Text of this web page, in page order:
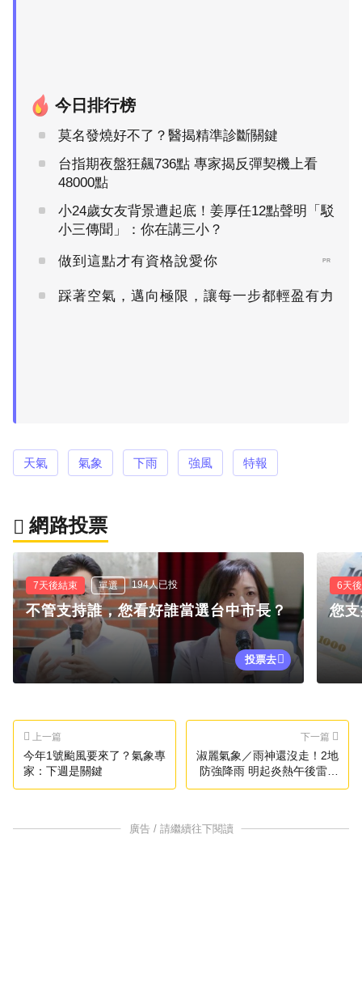
今日排行榜
莫名發燒好不了？醫揭精準診斷關鍵
台指期夜盤狂飆736點 專家揭反彈契機上看
48000點
小24歲女友背景遭起底！姜厚任12點聲明「駁
小三傳聞」：你在講三小？
做到這點才有資格說愛你 PR
踩著空氣，邁向極限，讓每一步都輕盈有力
PR
天氣 氣象 下雨 強風 特報
網路投票
7天後結束 單選 194人已投
不管支持誰，您看好誰當選台中市長？
投票去
6天
您
上一篇
今年1號颱風要來了？氣象專
家：下週是關鍵
下一篇
淑麗氣象／雨神還沒走！2地
防強降雨 明起炎熱午後雷陣
雨
廣告 / 請繼續往下閱讀